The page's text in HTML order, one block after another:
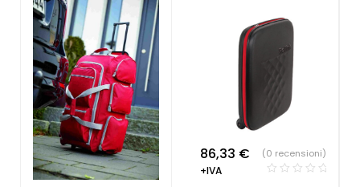
86,33 €
+IVA
(0 recensioni)